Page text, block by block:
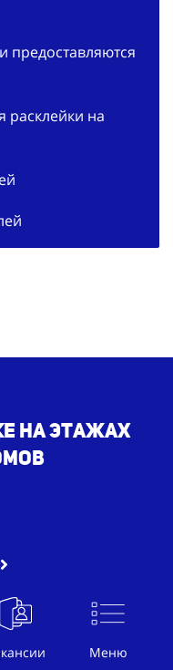
Меню
предоставляются
расклейки на
на этажах